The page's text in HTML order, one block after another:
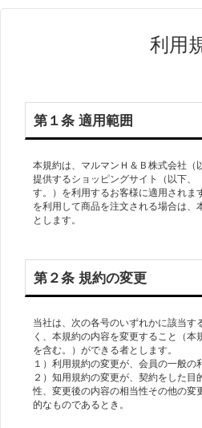
利用
第１条 適用範囲
本規約は、マルマンＨ＆Ｂ株式会社（
提供するショッピングサイト（以下、
す。）を利用するお客様に適用されま
を利用して商品を注文される場合は
とします。
第２条 規約の変更
当社は、次の各号のいずれかに該当す
く、本規約の内容を変更すること（本
を含む。）ができる者とします。
１）利用規約の変更が、会員の一般の
２）知用規約の変更が、契約をした
性、変更後の内容の相当性その他の変
的なものであるとき。